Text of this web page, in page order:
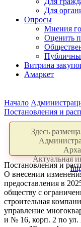
Для
Опросы
Мнения
Оценить
Витрина
Амаркет
Начало
Постановления и
Здесь
Актуальная
Постановления и
О внесении
предоставления в
обществу с
строительная
управление
и № 16, корп. 2 по ул.